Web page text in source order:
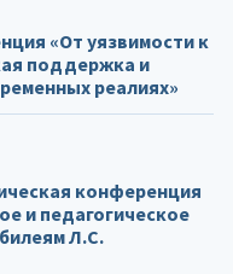
«От уязвимости к
поддержка и
реалиях»
конференция
и педагогическое
Л.С.